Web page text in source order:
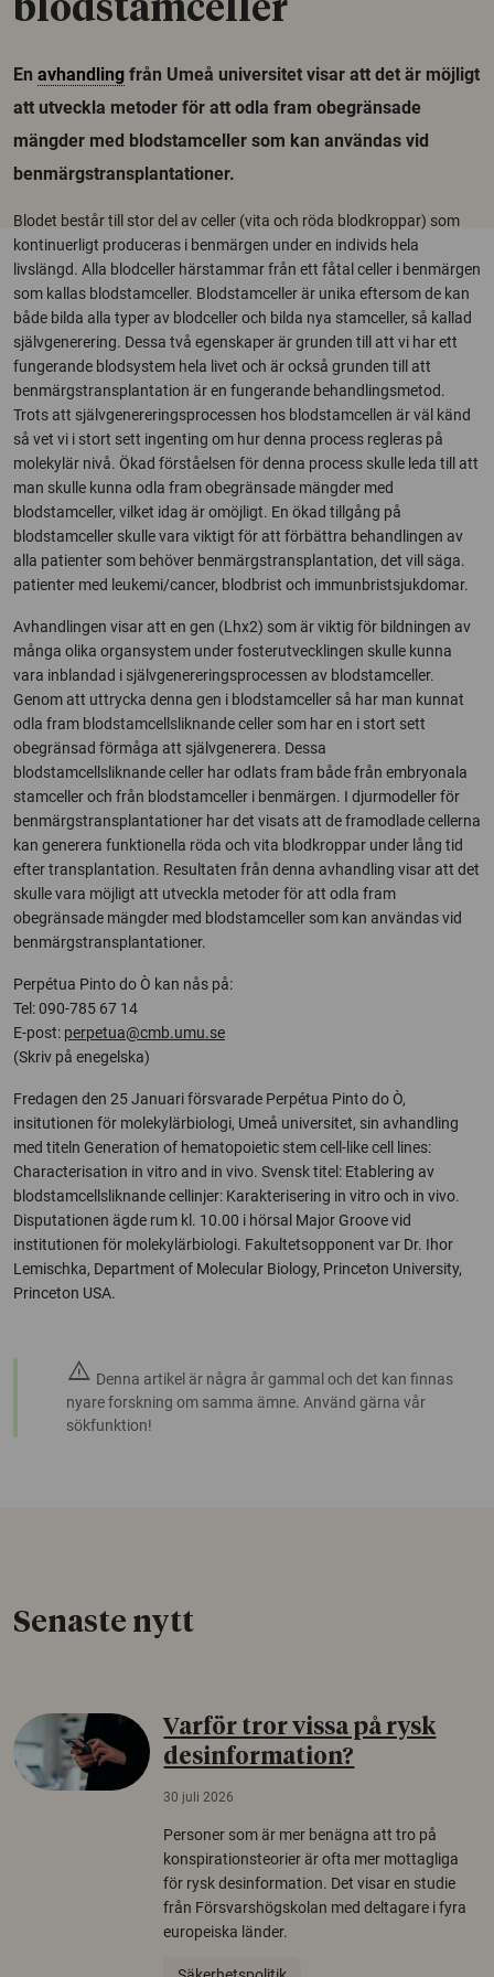
blodstamceller
En avhandling från Umeå universitet visar att det är möjligt
att utveckla metoder för att odla fram obegränsade
mängder med blodstamceller som kan användas vid
benmärgstransplantationer.
Blodet består till stor del av celler (vita och röda blodkroppar) som
kontinuerligt produceras i benmärgen under en individs hela
livslängd. Alla blodceller härstammar från ett fåtal celler i benmärgen
som kallas blodstamceller. Blodstamceller är unika eftersom de kan
både bilda alla typer av blodceller och bilda nya stamceller, så kallad
självgenerering. Dessa två egenskaper är grunden till att vi har ett
fungerande blodsystem hela livet och är också grunden till att
benmärgstransplantation är en fungerande behandlingsmetod.
Trots att självgenereringsprocessen hos blodstamcellen är väl känd
så vet vi i stort sett ingenting om hur denna process regleras på
molekylär nivå. Ökad förståelsen för denna process skulle leda till att
man skulle kunna odla fram obegränsade mängder med
blodstamceller, vilket idag är omöjligt. En ökad tillgång på
blodstamceller skulle vara viktigt för att förbättra behandlingen av
alla patienter som behöver benmärgstransplantation, det vill säga.
patienter med leukemi/cancer, blodbrist och immunbristsjukdomar.
Avhandlingen visar att en gen (Lhx2) som är viktig för bildningen av
många olika organsystem under fosterutvecklingen skulle kunna
vara inblandad i självgenereringsprocessen av blodstamceller.
Genom att uttrycka denna gen i blodstamceller så har man kunnat
odla fram blodstamcellsliknande celler som har en i stort sett
obegränsad förmåga att självgenerera. Dessa
blodstamcellsliknande celler har odlats fram både från embryonala
stamceller och från blodstamceller i benmärgen. I djurmodeller för
benmärgstransplantationer har det visats att de framodlade cellerna
kan generera funktionella röda och vita blodkroppar under lång tid
efter transplantation. Resultaten från denna avhandling visar att det
skulle vara möjligt att utveckla metoder för att odla fram
obegränsade mängder med blodstamceller som kan användas vid
benmärgstransplantationer.
Perpétua Pinto do Ò kan nås på:
Tel: 090-785 67 14
E-post: perpetua@cmb.umu.se
(Skriv på enegelska)
Fredagen den 25 Januari försvarade Perpétua Pinto do Ò,
insitutionen för molekylärbiologi, Umeå universitet, sin avhandling
med titeln Generation of hematopoietic stem cell-like cell lines:
Characterisation in vitro and in vivo. Svensk titel: Etablering av
blodstamcellsliknande cellinjer: Karakterisering in vitro och in vivo.
Disputationen ägde rum kl. 10.00 i hörsal Major Groove vid
institutionen för molekylärbiologi. Fakultetsopponent var Dr. Ihor
Lemischka, Department of Molecular Biology, Princeton University,
Princeton USA.
warning Denna artikel är några år gammal och det kan finnas
nyare forskning om samma ämne. Använd gärna vår
sökfunktion!
Senaste nytt
Varför tror vissa på rysk
desinformation?
30 juli 2026
Personer som är mer benägna att tro på
konspirationsteorier är ofta mer mottagliga
för rysk desinformation. Det visar en studie
från Försvarshögskolan med deltagare i fyra
europeiska länder.